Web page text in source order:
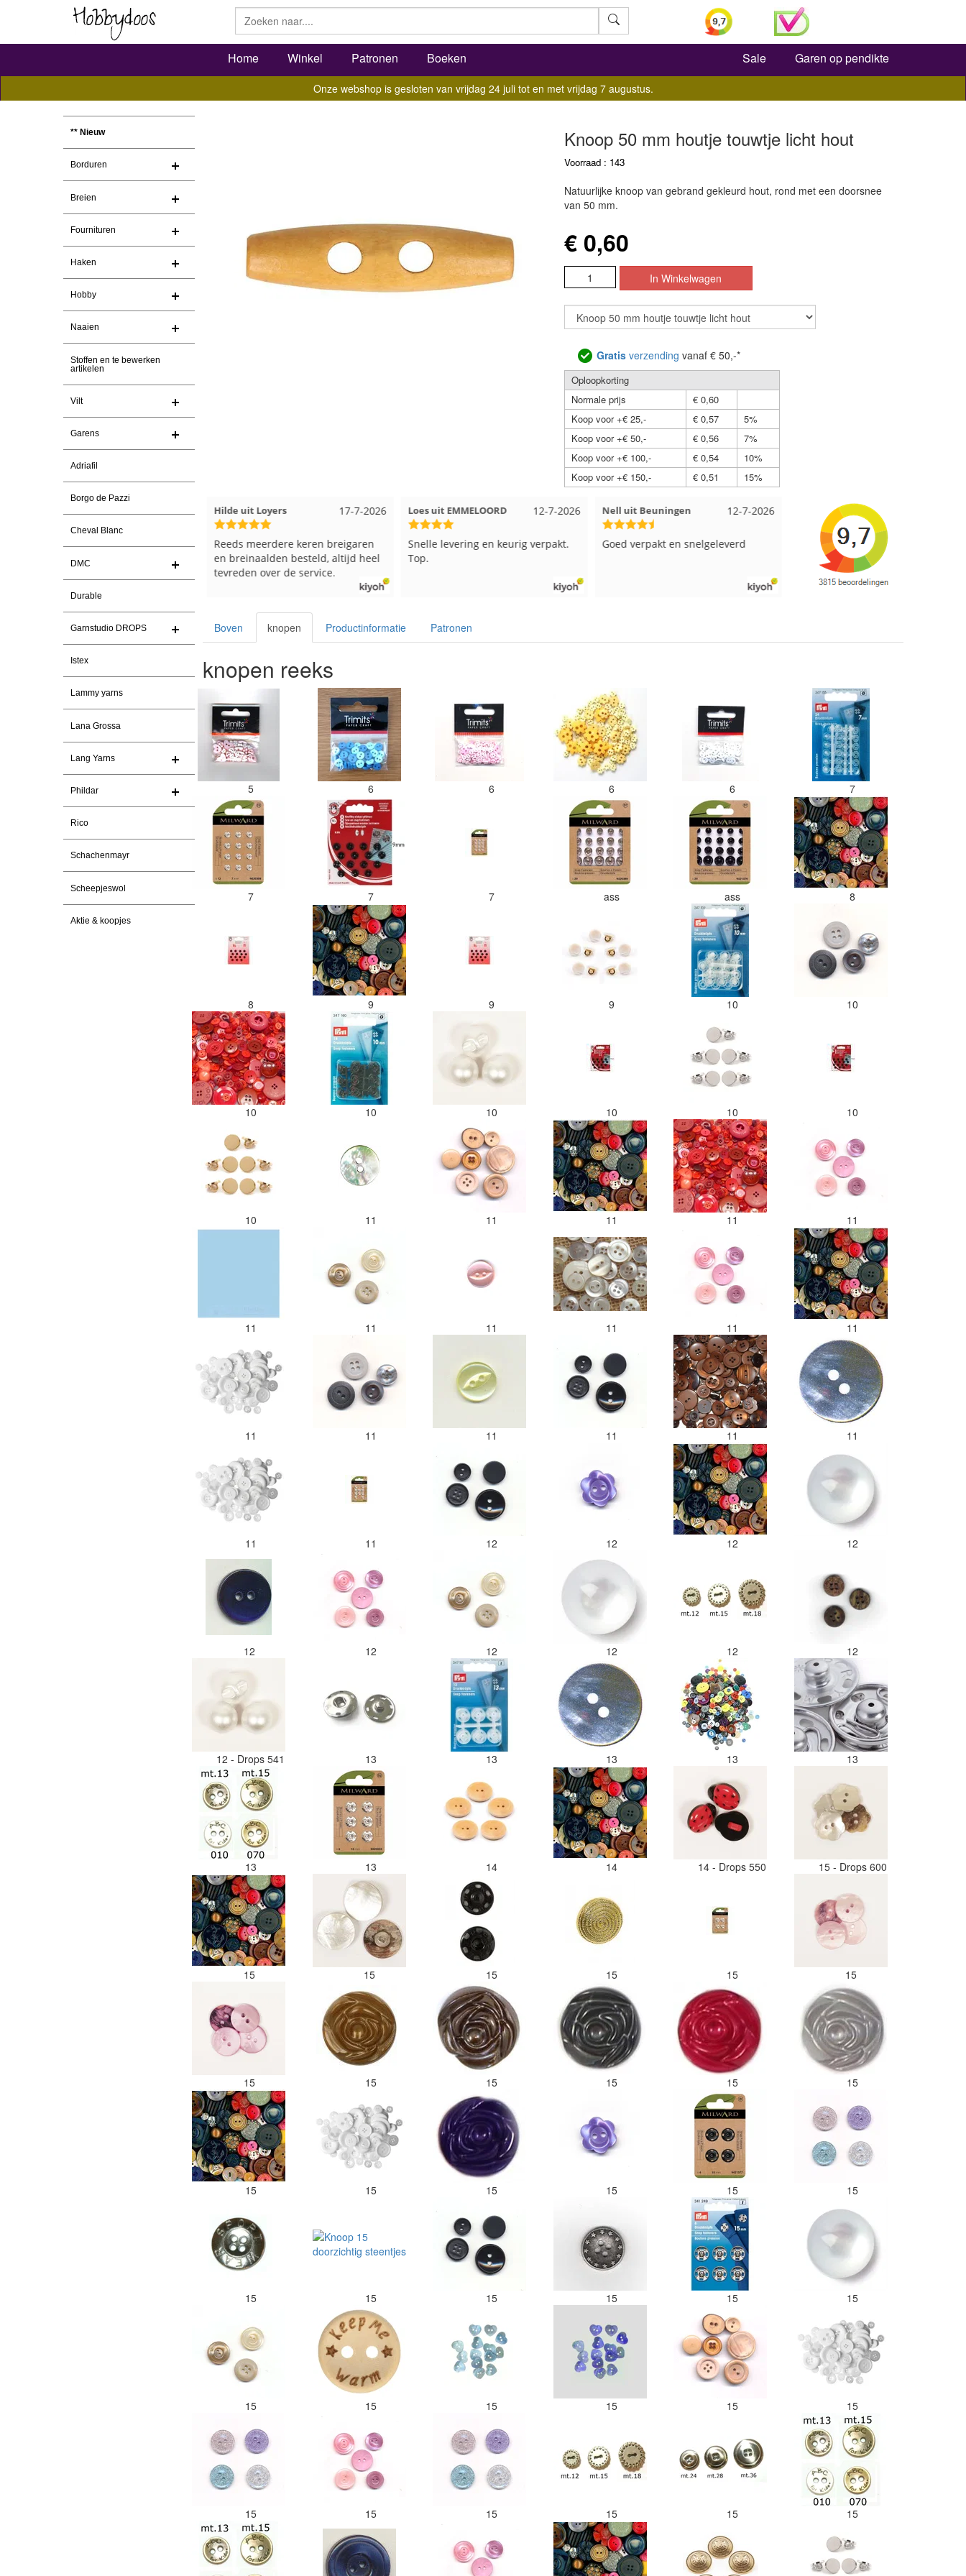
Zoeken
Home Winkel Patronen Boeken Sale Garen op pendikte
Onze webshop is gesloten van vrijdag 24 juli tot en met vrijdag 7 augustus.
** Nieuw
Borduren
Breien
Fournituren
Haken
Hobby
Naaien
Stoffen en te bewerken
artikelen
Vilt
Garens
Adriafil
Borgo de Pazzi
Cheval Blanc
DMC
Durable
Garnstudio DROPS
Istex
Lammy yarns
Lana Grossa
Lang Yarns
Phildar
Rico
Schachenmayr
Scheepjeswol
Aktie & koopjes
Knoop 50 mm houtje touwtje licht hout
Voorraad : 143
Natuurlijke knoop van gebrand gekleurd hout, rond met een doorsnee
van 50 mm.
€ 0,60
Gratisverzending vanaf € 50,-*
Oploopkorting
Normale prijs
€ 0,60
Koop voor +€ 25,-
€ 0,57
5%
Koop voor +€ 50,-
€ 0,56
7%
Koop voor +€ 100,-
€ 0,54
10%
Koop voor +€ 150,-
€ 0,51 15%
Snelle levering en een keurig
pakket Ga er weer leuke pakket van
17-7-2026
Hilde uit Loyers
Reeds meerdere keren breigaren
en breinaalden besteld, altijd heel
tevreden over de service.
12-7-2026
Loes uit EMMELOORD
Snelle levering en keurig verpakt.
Top.
12-7-2026
Nell uit Beuningen
Goed verpakt en snelgeleverd
Wendy uit Amsterdam
Ruime keus aan viltwol, mooie
kleuren en goede kwaliteit. Snel
verzonden. Enigste wat ik een
beetje jammer vind is dat alles los
een doos gestopt. Geen kleur
welke kleurcode bij welke bol
Had ook 3x 50 gram zwart besteld
maar door de andere bollen zitten
er nu verschillende kleuren vezels
in het zwart. Dat vind ik erg
jammer. Als ik nu wil nabestellen
moet ik maar hopen dat ik de juiste
kleurcode bij de juiste bol heb
gedaan. Misschien een tip om de
kleuren apart in te pakken met een
sticker welke kleur het is?
Desondanks zou ik deze shop zeker
wel aanbevelen wat betreft de
viltwol. Goede prijs/kwaliteit
verhouding.
Boven knopen Productinformatie Patronen
knopen reeks
5 6 6 6 6 7
7 7 7 ass ass 8
8 9 9 9 10 10
10 10 10 10 10 10
10 11 11 11 11 11
11 11 11 11 11 11
11 11 11 11 11 11
11 11 12 12 12 12
12 12 12 12 12 12
12 - Drops 541 13 13 13 13 13
13 13 14 14 14 - Drops 550 15 - Drops 600
15 15 15 15 15 15
15 15 15 15 15 15
15 15 15 15 15 15
15 15 15 15 15 15
15 15 15 15 15 15
15 15 15 15 15 15